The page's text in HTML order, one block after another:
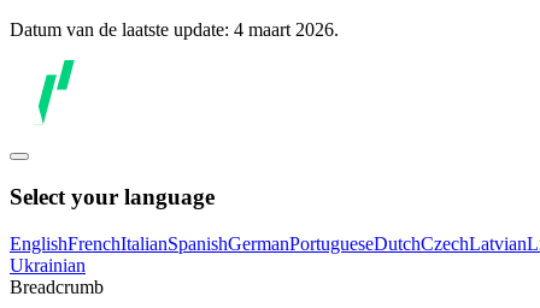
Datum van de laatste update: 4 maart 2026.
Select your language
EnglishFrenchItalianSpanishGermanPortugueseDutchCzechLatvian
Ukrainian
Breadcrumb